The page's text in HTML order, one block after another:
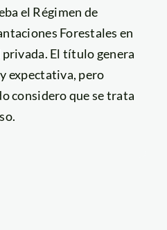
el Régimen de
Forestales en
El título genera
expectativa, pero
considero que se trata